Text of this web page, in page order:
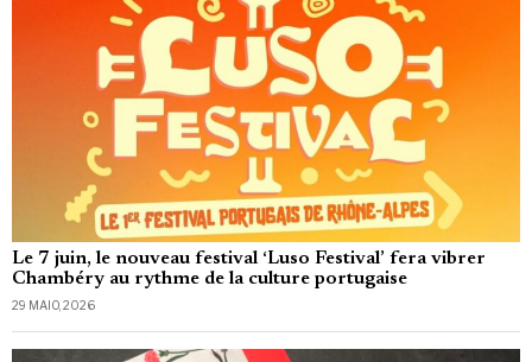
Le 7 juin, le nouveau festival ‘Luso Festival’ fera vibrer
Chambéry au rythme de la culture portugaise
29 MAIO, 2026